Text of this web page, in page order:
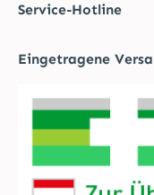
Service-Hotline
Eingetragene